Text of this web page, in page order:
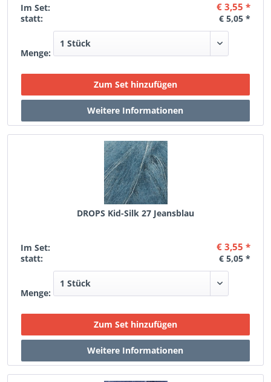
Im Set: € 3,55 *
statt: € 5,05 *
Menge:
DROPS Kid-Silk 27 Jeansblau
Im Set: € 3,55 *
statt: € 5,05 *
Menge: